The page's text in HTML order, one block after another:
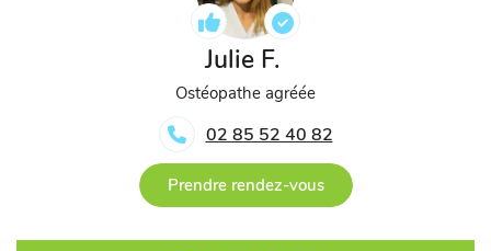
Julie F.
Ostéopathe agréée
02 85 52 40 82
Prendre rendez-vous